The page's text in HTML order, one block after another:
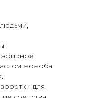
эфирное
жожоба
для